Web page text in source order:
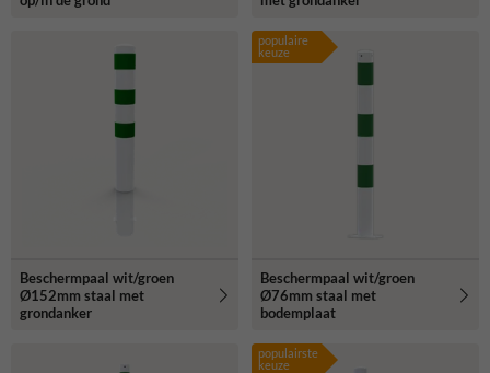
Beschermpaal wit/groen
Ø152mm staal met
grondanker
populaire
keuze
Beschermpaal wit/groen
Ø76mm staal met
bodemplaat
populairste
keuze